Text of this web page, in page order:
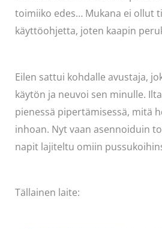
toimiiko edes… Mukana ei ollut
käyttöohjetta, joten kaapin
Eilen sattui kohdalle avustaja,
käytön ja neuvoi sen minulle.
pienessä pipertämisessä, mitä
inhoan. Nyt vaan asennoiduin
napit lajiteltu omiin
Tällainen laite: